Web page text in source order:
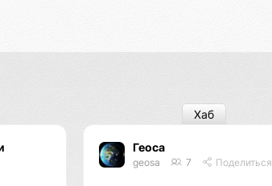
Геоса
geosa 7 Поделиться
Хаб